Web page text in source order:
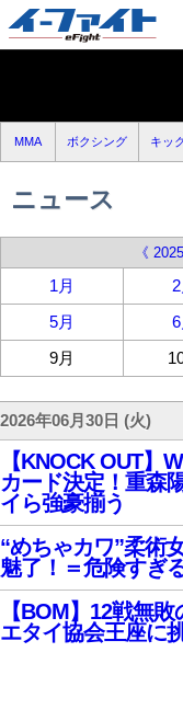
MMA ボクシング キック
ニュース
《
1月
5月
6
9月
2026年06月30日 (火)
【KNOCK OUT】
カード決定！重森
イら強豪揃う
“めちゃカワ”柔術
魅了！＝危険すぎ
【BOM】12戦無
エタイ協会王座に